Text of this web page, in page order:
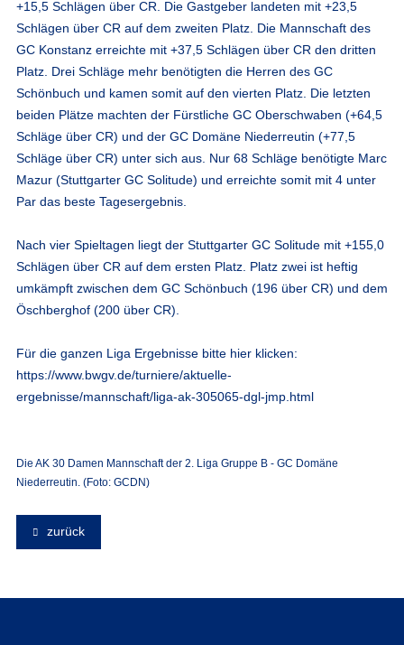
+15,5 Schlägen über CR. Die Gastgeber landeten mit +23,5
Schlägen über CR auf dem zweiten Platz. Die Mannschaft des
GC Konstanz erreichte mit +37,5 Schlägen über CR den dritten
Platz. Drei Schläge mehr benötigten die Herren des GC
Schönbuch und kamen somit auf den vierten Platz. Die letzten
beiden Plätze machten der Fürstliche GC Oberschwaben (+64,5
Schläge über CR) und der GC Domäne Niederreutin (+77,5
Schläge über CR) unter sich aus. Nur 68 Schläge benötigte Marc
Mazur (Stuttgarter GC Solitude) und erreichte somit mit 4 unter
Par das beste Tagesergebnis.
Nach vier Spieltagen liegt der Stuttgarter GC Solitude mit +155,0
Schlägen über CR auf dem ersten Platz. Platz zwei ist heftig
umkämpft zwischen dem GC Schönbuch (196 über CR) und dem
Öschberghof (200 über CR).
Für die ganzen Liga Ergebnisse bitte hier klicken:
https://www.bwgv.de/turniere/aktuelle-
ergebnisse/mannschaft/liga-ak-305065-dgl-jmp.html
Die AK 30 Damen Mannschaft der 2. Liga Gruppe B - GC Domäne
Niederreutin. (Foto: GCDN)
zurück